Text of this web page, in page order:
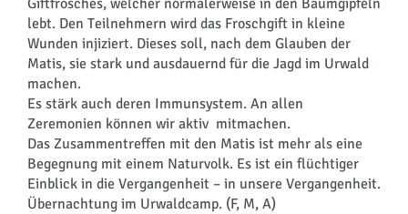
lebt. Den Teilnehmern wird das Froschgift in kleine
Wunden injiziert. Dieses soll, nach dem Glauben der
Matis, sie stark und ausdauernd für die Jagd im Urwald
machen.
Es stärk auch deren Immunsystem. An allen
Zeremonien können wir aktiv mitmachen.
Das Zusammentreffen mit den Matis ist mehr als eine
Begegnung mit einem Naturvolk. Es ist ein flüchtiger
Einblick in die Vergangenheit – in unsere Vergangenheit.
Übernachtung im Urwaldcamp. (F, M, A)